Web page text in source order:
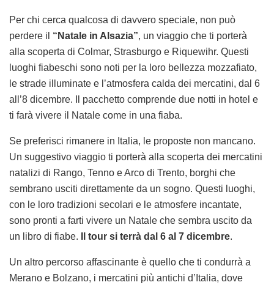
Per chi cerca qualcosa di davvero speciale, non può
perdere il “Natale in Alsazia”, un viaggio che ti porterà
alla scoperta di Colmar, Strasburgo e Riquewihr. Questi
luoghi fiabeschi sono noti per la loro bellezza mozzafiato,
le strade illuminate e l’atmosfera calda dei mercatini, dal 6
all’8 dicembre. Il pacchetto comprende due notti in hotel e
ti farà vivere il Natale come in una fiaba.
Se preferisci rimanere in Italia, le proposte non mancano.
Un suggestivo viaggio ti porterà alla scoperta dei mercatini
natalizi di Rango, Tenno e Arco di Trento, borghi che
sembrano usciti direttamente da un sogno. Questi luoghi,
con le loro tradizioni secolari e le atmosfere incantate,
sono pronti a farti vivere un Natale che sembra uscito da
un libro di fiabe.
Il tour si terrà dal 6 al 7 dicembre.
Un altro percorso affascinante è quello che ti condurrà a
Merano e Bolzano, i mercatini più antichi d’Italia, dove